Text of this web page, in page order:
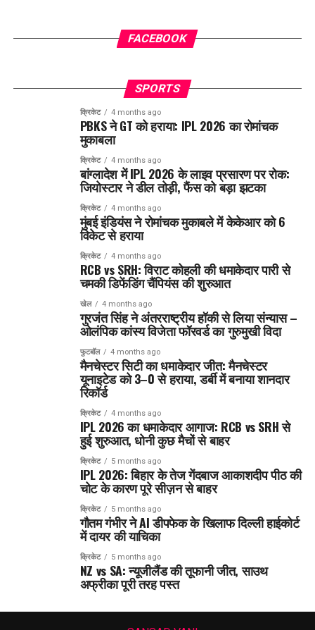
FACEBOOK
SPORTS
क्रिकेट 4 months ago
PBKS ने GT को हराया: IPL 2026 का रोमांचक
मुकाबला
क्रिकेट 4 months ago
बांग्लादेश में IPL 2026 के लाइव प्रसारण पर रोक:
जियोस्टार ने डील तोड़ी, फैंस को बड़ा झटका
क्रिकेट 4 months ago
मुंबई इंडियंस ने रोमांचक मुकाबले में केकेआर को 6
विकेट से हराया
क्रिकेट 4 months ago
RCB vs SRH: विराट कोहली की धमाकेदार पारी से
चमकी डिफेंडिंग चैंपियंस की शुरुआत
खेल 4 months ago
गुरजंत सिंह ने अंतरराष्ट्रीय हॉकी से लिया संन्यास –
ओलंपिक कांस्य विजेता फॉरवर्ड का गुरुमुखी विदा
फुटबॉल 4 months ago
मैनचेस्टर सिटी का धमाकेदार जीत: मैनचेस्टर
यूनाइटेड को 3–0 से हराया, डर्बी में बनाया शानदार
रिकॉर्ड
क्रिकेट 4 months ago
IPL 2026 का धमाकेदार आगाज: RCB vs SRH से
हुई शुरुआत, धोनी कुछ मैचों से बाहर
क्रिकेट 5 months ago
IPL 2026: बिहार के तेज गेंदबाज आकाशदीप पीठ की
चोट के कारण पूरे सीज़न से बाहर
क्रिकेट 5 months ago
गौतम गंभीर ने AI डीपफेक के खिलाफ दिल्ली हाईकोर्ट
में दायर की याचिका
क्रिकेट 5 months ago
NZ vs SA: न्यूजीलैंड की तूफानी जीत, साउथ
अफ्रीका पूरी तरह पस्त